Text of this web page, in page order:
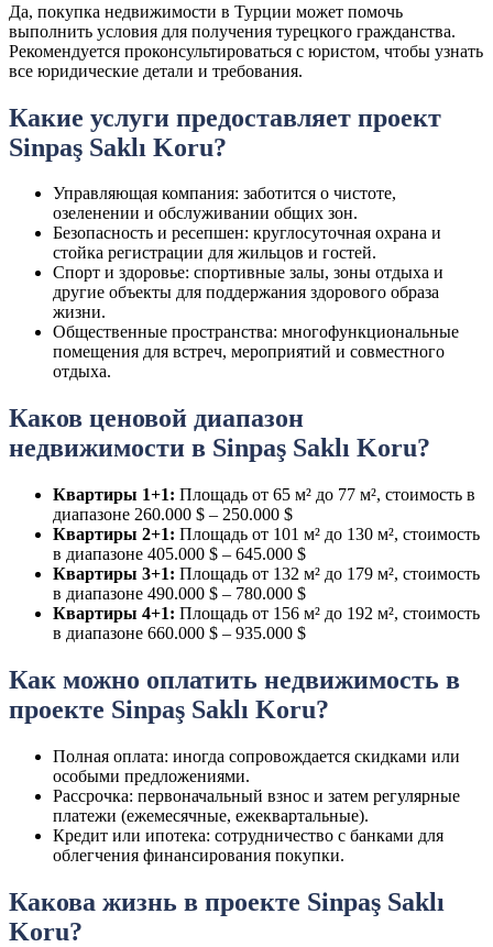
Да, покупка недвижимости в Турции может помочь
выполнить условия для получения турецкого гражданства.
Рекомендуется проконсультироваться с юристом, чтобы узнать
все юридические детали и требования.
Какие услуги предоставляет проект
Sinpaş Saklı Koru?
Управляющая компания: заботится о чистоте,
озеленении и обслуживании общих зон.
Безопасность и ресепшен: круглосуточная охрана и
стойка регистрации для жильцов и гостей.
Спорт и здоровье: спортивные залы, зоны отдыха и
другие объекты для поддержания здорового образа
жизни.
Общественные пространства: многофункциональные
помещения для встреч, мероприятий и совместного
отдыха.
Каков ценовой диапазон
недвижимости в Sinpaş Saklı Koru?
Квартиры 1+1: Площадь от 65 м² до 77 м², стоимость в
диапазоне 260.000 $ – 250.000 $
Квартиры 2+1: Площадь от 101 м² до 130 м², стоимость
в диапазоне 405.000 $ – 645.000 $
Квартиры 3+1: Площадь от 132 м² до 179 м², стоимость
в диапазоне 490.000 $ – 780.000 $
Квартиры 4+1: Площадь от 156 м² до 192 м², стоимость
в диапазоне 660.000 $ – 935.000 $
Как можно оплатить недвижимость в
проекте Sinpaş Saklı Koru?
Полная оплата: иногда сопровождается скидками или
особыми предложениями.
Рассрочка: первоначальный взнос и затем регулярные
платежи (ежемесячные, ежеквартальные).
Кредит или ипотека: сотрудничество с банками для
облегчения финансирования покупки.
Какова жизнь в проекте Sinpaş Saklı
Koru?